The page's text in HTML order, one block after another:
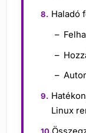
Haladó
Linux